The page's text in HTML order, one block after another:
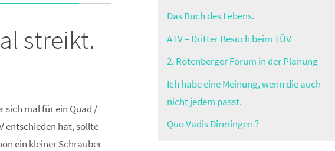
streikt.
sich mal für ein Quad /
entschieden hat, sollte
ein kleiner Schrauber
Das Buch des Lebens.
ATV – Dritter Besuch beim TÜV
2. Rotenberger Forum in der Planung
Ich habe eine Meinung, wenn die auch
nicht jedem passt.
Quo Vadis Dirmingen ?